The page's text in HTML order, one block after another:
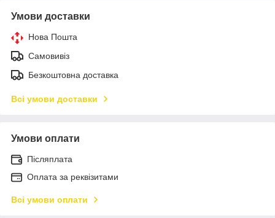
Умови доставки
Нова Пошта
Самовивіз
Безкоштовна доставка
Всі умови доставки
Умови оплати
Післяплата
Оплата за реквізитами
Всі умови оплати